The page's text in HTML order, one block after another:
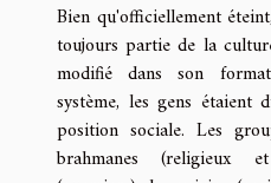
Bien qu'officiellement
toujours partie de la
modifié dans son
système, les gens étaient
position sociale. Les
brahmanes (religieux